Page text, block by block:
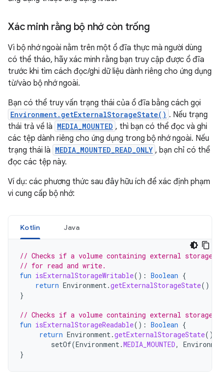
Xác minh rằng bộ nhớ còn trống
Vì bộ nhớ ngoài nằm trên một ổ đĩa thực mà người dùng
có thể tháo, hãy xác minh rằng bạn truy cập được ổ đĩa
trước khi tìm cách đọc/ghi dữ liệu dành riêng cho ứng dụng
từ/vào bộ nhớ ngoài.
Bạn có thể truy vấn trạng thái của ổ đĩa bằng cách gọi
Environment.getExternalStorageState() . Nếu trạng
thái trả về là MEDIA_MOUNTED , thì bạn có thể đọc và ghi
các tệp dành riêng cho ứng dụng trong bộ nhớ ngoài. Nếu
trạng thái là MEDIA_MOUNTED_READ_ONLY , bạn chỉ có thể
đọc các tệp này.
Ví dụ: các phương thức sau đây hữu ích để xác định phạm
vi cung cấp bộ nhớ:
Kotlin Java
// Checks if a volume containing external storage
// for read and write.
fun isExternalStorageWritable(): Boolean {
return Environment.getExternalStorageState()
}
// Checks if a volume containing external
fun isExternalStorageReadable(): Boolean {
return Environment.getExternalStorageState()
setOf(Environment.MEDIA_MOUNTED,
}